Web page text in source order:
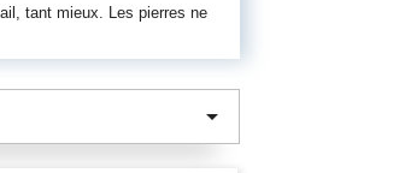
tant mieux. Les pierres ne
